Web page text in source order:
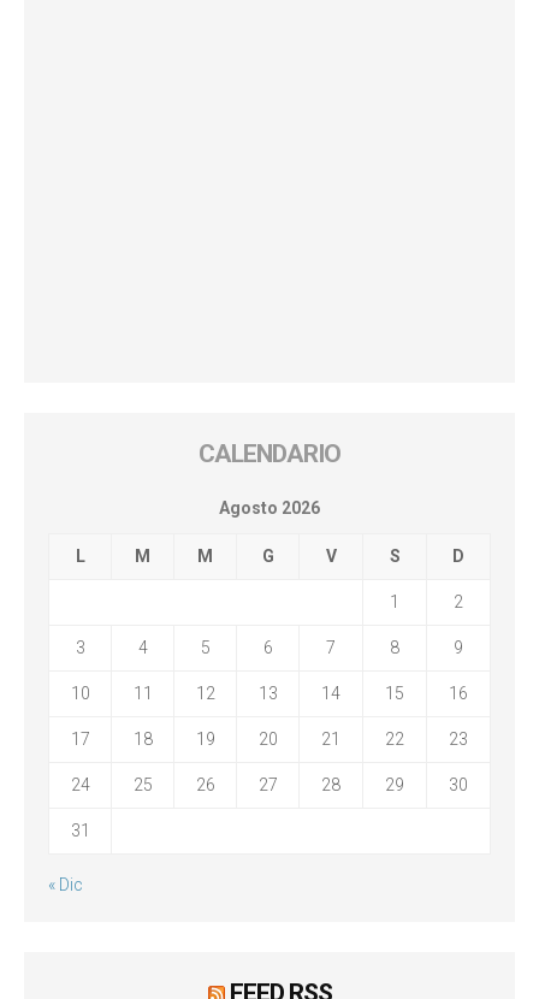
CALENDARIO
Agosto 2026
L M M G V S D
1 2
3 4 5 6 7 8 9
10 11 12 13 14 15 16
17 18 19 20 21 22 23
24 25 26 27 28 29 30
31
« Dic
FEED RSS